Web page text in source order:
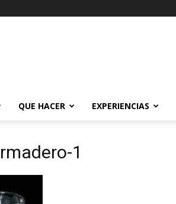
QUE HACER EXPERIENCIAS
1